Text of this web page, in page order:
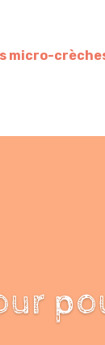
micro-